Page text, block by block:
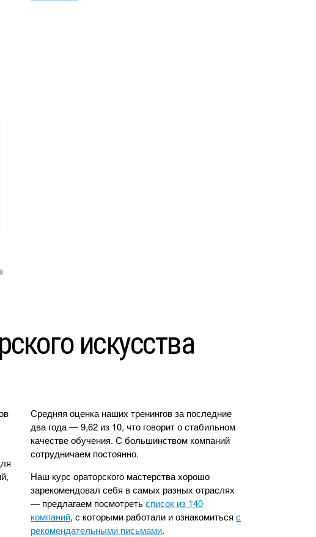
искусства
Средняя оценка наших тренингов за последние
два года — 9,62 из 10, что говорит о стабильном
качестве обучения. С большинством компаний
сотрудничаем постоянно.
Наш курс ораторского мастерства хорошо
зарекомендовал себя в самых разных отраслях
— предлагаем посмотретьсписок из 140
компаний, с которыми работали и ознакомиться с
рекомендательными письмами.